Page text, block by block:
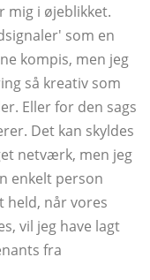
mig i øjeblikket.
som en
kompis, men jeg
så kreativ som
Eller for den sags
Det kan skyldes
netværk, men jeg
enkelt person
held, når vores
vil jeg have lagt
fra